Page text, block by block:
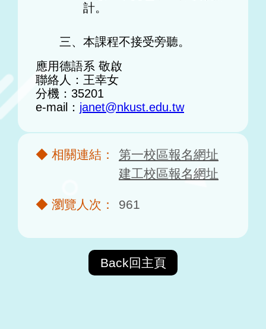
計。
三、本課程不接受旁聽。
應用德語系 敬啟
聯絡人：王幸女
分機：35201
e-mail： janet@nkust.edu.tw
第一校區報名網址
建工校區報名網址
961
Back回主頁